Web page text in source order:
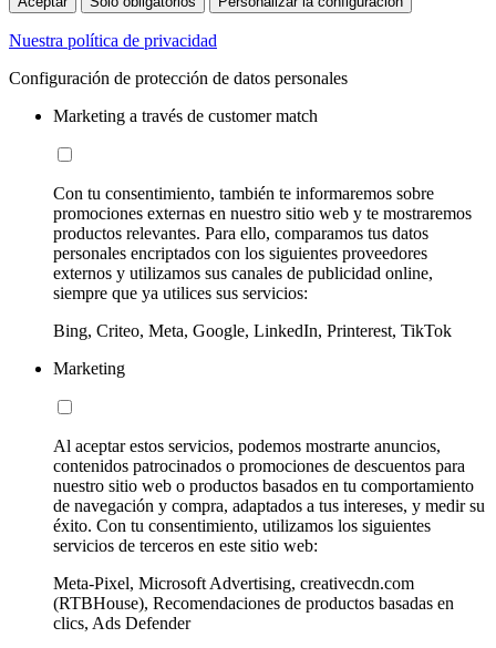
Nuestra política de privacidad
Configuración de protección de datos personales
Marketing a través de customer match
Con tu consentimiento, también te informaremos sobre
promociones externas en nuestro sitio web y te mostraremos
productos relevantes. Para ello, comparamos tus datos
personales encriptados con los siguientes proveedores
externos y utilizamos sus canales de publicidad online,
siempre que ya utilices sus servicios:
Bing, Criteo, Meta, Google, LinkedIn, Printerest, TikTok
Marketing
Al aceptar estos servicios, podemos mostrarte anuncios,
contenidos patrocinados o promociones de descuentos para
nuestro sitio web o productos basados en tu comportamiento
de navegación y compra, adaptados a tus intereses, y medir su
éxito. Con tu consentimiento, utilizamos los siguientes
servicios de terceros en este sitio web:
Meta-Pixel, Microsoft Advertising, creativecdn.com
(RTBHouse), Recomendaciones de productos basadas en
clics, Ads Defender